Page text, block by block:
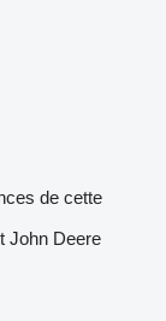
de cette
John Deere